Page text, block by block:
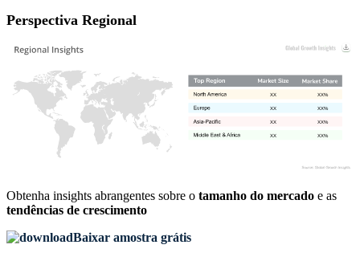
Perspectiva Regional
XX%
XX
XX%
XX
XX%
XX
XX%
XX
Obtenha insights abrangentes sobre o tamanho do mercado e as
tendências de crescimento
Baixar amostra grátis